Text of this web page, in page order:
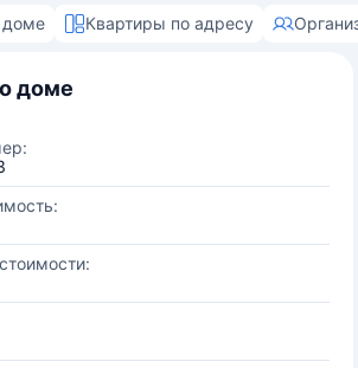
Квартиры по адресу
доме